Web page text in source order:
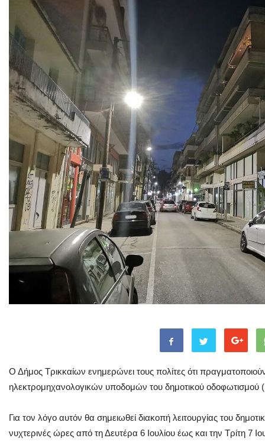
Ο Δήμος Τρικκαίων ενημερώνει τους πολίτες ότι
ηλεκτρομηχανολογικών υποδομών του δημοτικού οδοφωτισμού
Για τον λόγο αυτόν θα σημειωθεί διακοπή λειτουργίας του
νυχτερινές ώρες από τη Δευτέρα 6 Ιουλίου έως και την Τρίτη 7